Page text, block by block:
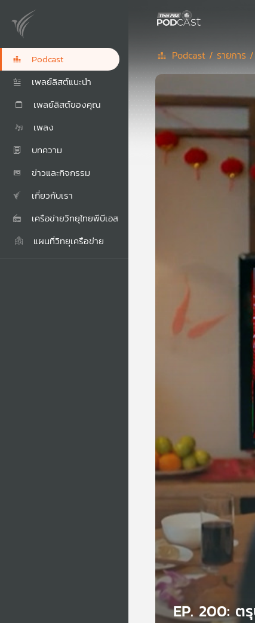
Podcast
เพลย์ลิสต์แนะนำ
เพลย์ลิสต์ของคุณ
เพลง
บทความ
ข่าวและกิจกรรม
เกี่ยวกับเรา
เครือข่ายวิทยุไทยพีบีเอส
แผนที่วิทยุเครือข่าย
Podcast / รายการ /
EP. 200: ต